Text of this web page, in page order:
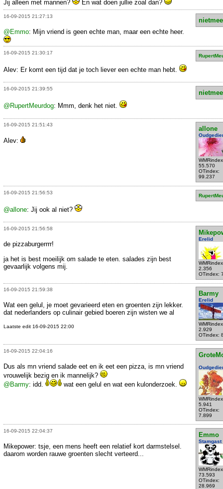
Jij alleen met mannen? En wat doen jullie zoal dan?
16-09-2015 21:27:13
@Emmo: Mijn vriend is geen echte man, maar een echte heer.
16-09-2015 21:30:17
Alev: Er komt een tijd dat je toch liever een echte man hebt.
16-09-2015 21:39:55
@RupertMeurdog: Mmm, denk het niet.
16-09-2015 21:51:43
allone
55.570
OTindex:
99.237
Alev:
16-09-2015 21:56:53
@allone: Jij ook al niet?
16-09-2015 21:56:58
Erelid
2.356
OTindex:
de pizzaburgerrrr!
ja het is best moeilijk om salade te eten. salades zijn best
gevaarlijk volgens mij.
16-09-2015 21:59:38
Barmy
Erelid
2.929
OTindex:
Wat een gelul, je moet gevarieerd eten en groenten zijn lekker.
dat nederlanders op culinair gebied boeren zijn wisten we al
Laatste edit 16-09-2015 22:00
16-09-2015 22:04:16
5.941
OTindex:
7.899
Dus als mn vriend salade eet en ik eet een pizza, is mn vriend
vrouwelijk bezig en ik mannelijk?
@Barmy: idd. wat een gelul en wat een kulonderzoek.
16-09-2015 22:04:37
Emmo
Stamgast
73.593
OTindex:
28.969
Mikepower: tsje, een mens heeft een relatief kort darmstelsel.
daarom worden rauwe groenten slecht verteerd...